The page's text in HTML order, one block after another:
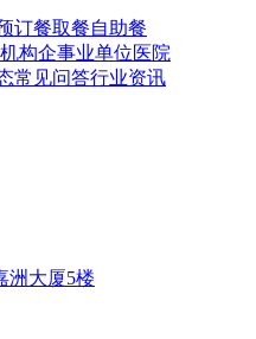
订餐取餐自助餐
构企事业单位医院
常见问答行业资讯
洲大厦5楼